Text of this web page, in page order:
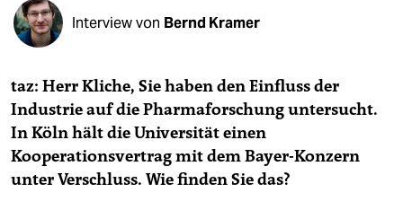
shop
fragen & hilfe
unterstützen
abo
genossenschaft
Interview von Bernd Kramer
taz: Herr Kliche, Sie haben den Einfluss der
Industrie auf die Pharmaforschung untersucht.
In Köln hält die Universität einen
Kooperationsvertrag mit dem Bayer-Konzern
unter Verschluss. Wie finden Sie das?